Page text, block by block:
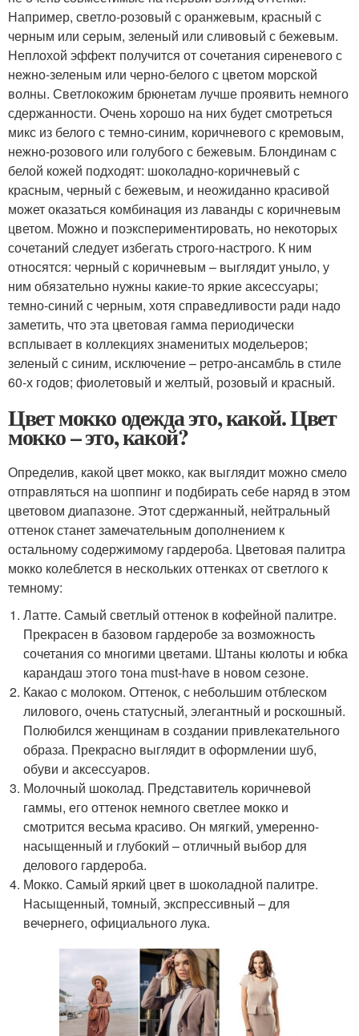
Например, светло-розовый с оранжевым, красный с
черным или серым, зеленый или сливовый с бежевым.
Неплохой эффект получится от сочетания сиреневого с
нежно-зеленым или черно-белого с цветом морской
волны. Светлокожим брюнетам лучше проявить немного
сдержанности. Очень хорошо на них будет смотреться
микс из белого с темно-синим, коричневого с кремовым,
нежно-розового или голубого с бежевым. Блондинам с
белой кожей подходят: шоколадно-коричневый с
красным, черный с бежевым, и неожиданно красивой
может оказаться комбинация из лаванды с коричневым
цветом. Можно и поэкспериментировать, но некоторых
сочетаний следует избегать строго-настрого. К ним
относятся: черный с коричневым – выглядит уныло, у
ним обязательно нужны какие-то яркие аксессуары;
темно-синий с черным, хотя справедливости ради надо
заметить, что эта цветовая гамма периодически
всплывает в коллекциях знаменитых модельеров;
зеленый с синим, исключение – ретро-ансамбль в стиле
60-х годов; фиолетовый и желтый, розовый и красный.
Цвет мокко одежда это, какой. Цвет
мокко – это, какой?
Определив, какой цвет мокко, как выглядит можно смело
отправляться на шоппинг и подбирать себе наряд в этом
цветовом диапазоне. Этот сдержанный, нейтральный
оттенок станет замечательным дополнением к
остальному содержимому гардероба. Цветовая палитра
мокко колеблется в нескольких оттенках от светлого к
темному:
Латте. Самый светлый оттенок в кофейной палитре.
Прекрасен в базовом гардеробе за возможность
сочетания со многими цветами. Штаны кюлоты и юбка
карандаш этого тона must-have в новом сезоне.
Какао с молоком. Оттенок, с небольшим отблеском
лилового, очень статусный, элегантный и роскошный.
Полюбился женщинам в создании привлекательного
образа. Прекрасно выглядит в оформлении шуб,
обуви и аксессуаров.
Молочный шоколад. Представитель коричневой
гаммы, его оттенок немного светлее мокко и
смотрится весьма красиво. Он мягкий, умеренно-
насыщенный и глубокий – отличный выбор для
делового гардероба.
Мокко. Самый яркий цвет в шоколадной палитре.
Насыщенный, томный, экспрессивный – для
вечернего, официального лука.